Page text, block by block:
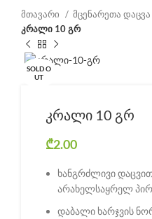
მთავარი მცენარეთა დაცვა
კრალი 10 გრ
SOLD O
UT
კრალი 10 გრ
₾2.00
ხანგრძლივი
არახელსაყრელ
დაბალი ხარჯვის